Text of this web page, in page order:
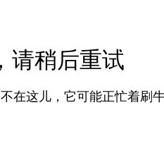
请稍后重试
在这儿，它可能正忙着刷